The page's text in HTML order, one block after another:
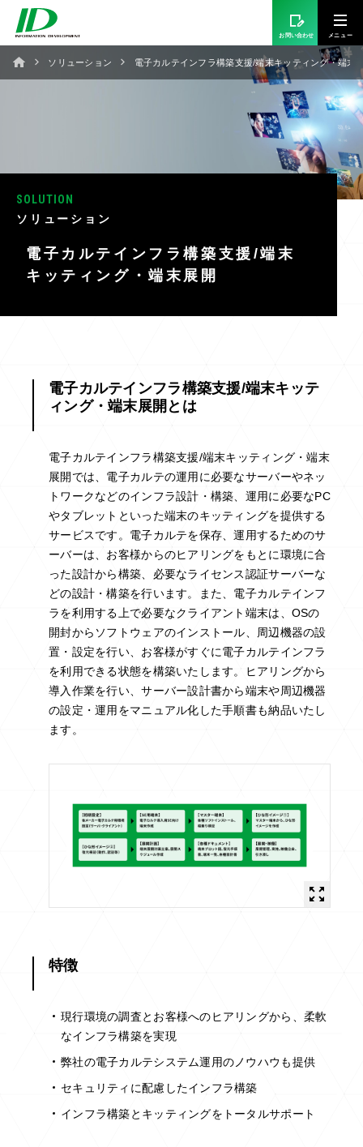
お問い合わせ
ソリューション 電子カルテインフラ構築支援/端末キッティング・端末
SOLUTION
ソリューション
電子カルテインフラ構築支援/端末
キッティング・端末展開
電子カルテインフラ構築支援/端末キッテ
ィング・端末展開とは
電子カルテインフラ構築支援/端末キッティング・端末
展開では、電子カルテの運用に必要なサーバーやネッ
トワークなどのインフラ設計・構築、運用に必要なPC
やタブレットといった端末のキッティングを提供する
サービスです。電子カルテを保存、運用するためのサ
ーバーは、お客様からのヒアリングをもとに環境に合
った設計から構築、必要なライセンス認証サーバーな
どの設計・構築を行います。また、電子カルテインフ
ラを利用する上で必要なクライアント端末は、OSの
開封からソフトウェアのインストール、周辺機器の設
置・設定を行い、お客様がすぐに電子カルテインフラ
を利用できる状態を構築いたします。ヒアリングから
導入作業を行い、サーバー設計書から端末や周辺機器
の設定・運用をマニュアル化した手順書も納品いたし
ます。
特徴
現行環境の調査とお客様へのヒアリングから、柔軟
なインフラ構築を実現
弊社の電子カルテシステム運用のノウハウも提供
セキュリティに配慮したインフラ構築
インフラ構築とキッティングをトータルサポート